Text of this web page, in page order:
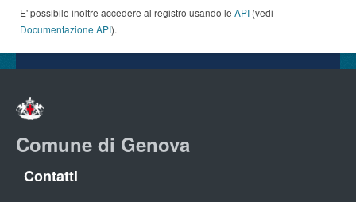
E' possibile inoltre accedere al registro usando le API (vedi
Documentazione API).
Comune di Genova
Contatti